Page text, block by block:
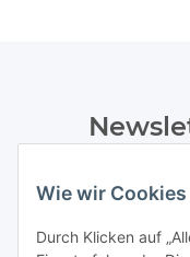
Wie wir
Durch Klicken auf
Datenschutzerklärung